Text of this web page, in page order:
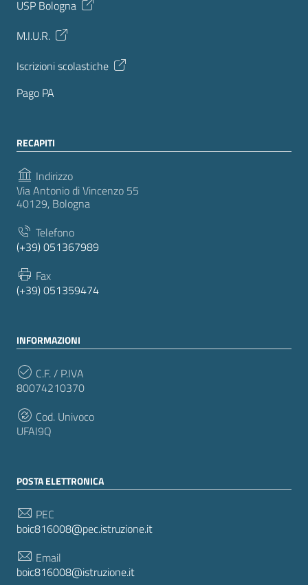
USP Bologna
M.I.U.R.
Iscrizioni scolastiche
Pago PA
RECAPITI
Indirizzo
Via Antonio di Vincenzo 55
40129, Bologna
Telefono
(+39) 051367989
Fax
(+39) 051359474
INFORMAZIONI
C.F. / P.IVA
80074210370
Cod. Univoco
UFAI9Q
POSTA ELETTRONICA
PEC
boic816008@pec.istruzione.it
Email
boic816008@istruzione.it